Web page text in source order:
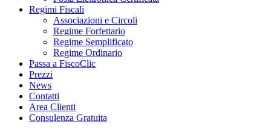
Regimi Fiscali
Associazioni e Circoli
Regime Forfettario
Regime Semplificato
Regime Ordinario
Passa a FiscoClic
Prezzi
News
Contatti
Area Clienti
Consulenza Gratuita